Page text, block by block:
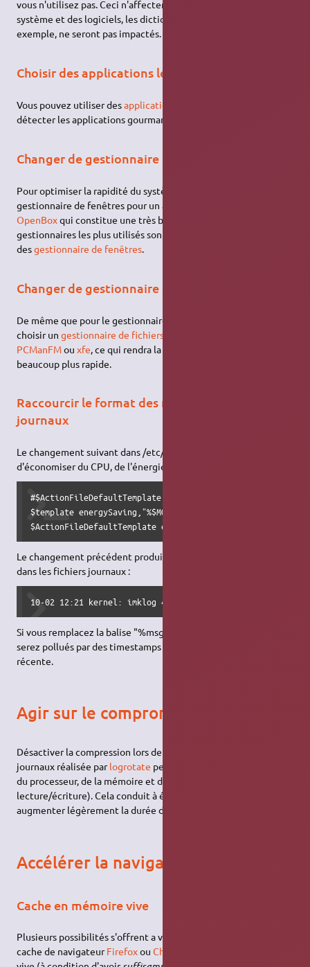
vous n'utilisez pas. Ceci n'affectera que les interfaces du
système et des logiciels, les dictionnaires de
exemple, ne seront pas impactés.
Choisir des applications légères
Vous pouvez utiliser desapplications légères
détecter les applications gourmandes via le
Changer de gestionnaire de fenêtres
Pour optimiser la rapidité du système changer votre
gestionnaire de fenêtres pour un autre comme par exemple
OpenBoxqui constitue une très bonne alternative. Les
gestionnaires les plus utilisés sont listés et décrits sur la page
desgestionnaire de fenêtres.
Changer de gestionnaire de fichiers
De même que pour le gestionnaire de fenêtres, vous pouvez
choisir ungestionnaire de fichiers
PCManFMouxfe , ce qui rendra la navigation dans vos dossiers
beaucoup plus rapide.
Raccourcir le format des messages des
journaux
Le changement suivant dans /etc/
d'économiser du CPU, de l'énergie et de l'espace disque.
#$ActionFileDefaultTemplate RSYSLOG_TraditionalFileFormat
$template energySaving,"%$MONTH%-%$DAY%
$ActionFileDefaultTemplate energySaving
Le changement précédent produit un affichage plus compact
dans les fichiers journaux :
10-02 12:21 kernel: imklog 4.2.0, log source = /proc/
Si vous remplacez la balise "%msg%" par "%rawmsg%", vous
serez pollués par des timestamps avec une distribution
récente.
Agir sur le compromis taille-vitesse
Désactiver la compression lors de la rotation des fichiers
journaux réalisée parlogrotate permet de réduire l'utilisation
du processeur, de la mémoire et du disque dur (moins de
lecture/écriture). Cela conduit à économiser de l'énergie et à
augmenter légèrement la durée de vie du disque dur.
Accélérer la navigation internet
Cache en mémoire vive
Plusieurs possibilités s'offrent a vous afin de mettre votre
cache de navigateurFirefoxouChromium-browser